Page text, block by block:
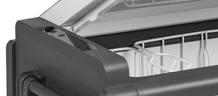
Accessoires cuisine divers
Pour faire le ménage
Tapis anti dérapant et nappe
Poubelles
Accessoires rangement cuisine
LIBRAIRIE ET JEUX
Guides
J'aime Camping-car Plus